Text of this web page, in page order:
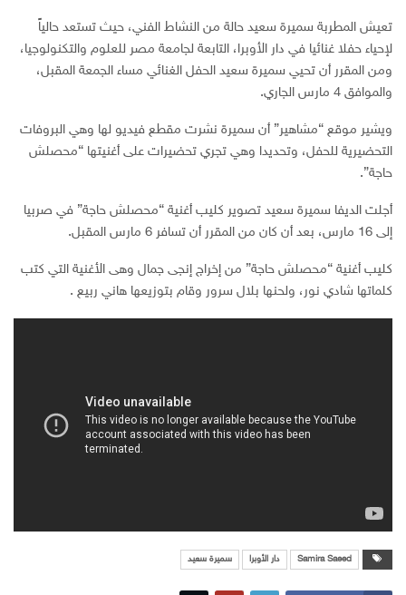
تعيش المطربة سميرة سعيد حالة من النشاط الفني، حيث تستعد حالياً
لإحياء حفلا غنائيا في دار الأوبرا، التابعة لجامعة مصر للعلوم والتكنولوجيا،
ومن المقرر أن تحيي سميرة سعيد الحفل الغنائي مساء الجمعة المقبل،
والموافق 4 مارس الجاري.
ويشير موقع “مشاهير” أن سميرة نشرت مقطع فيديو لها وهي البروفات
التحضيرية للحفل، وتحديدا وهي تجري تحضيرات على أغنيتها “محصلش
حاجة”.
أجلت الديفا سميرة سعيد تصوير كليب أغنية “محصلش حاجة” في صربيا
إلى 16 مارس، بعد أن كان من المقرر أن تسافر 6 مارس المقبل.
كليب أغنية “محصلش حاجة” من إخراج إنجى جمال وهى الأغنية التي كتب
كلماتها شادي نور، ولحنها بلال سرور وقام بتوزيعها هاني ربيع .
Samira Saeed دار الأوبرا سميرة سعيد